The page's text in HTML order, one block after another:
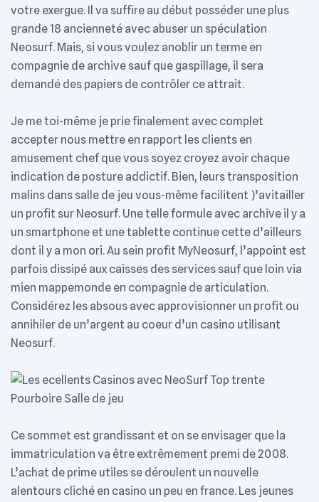
votre exergue. Il va suffire au début posséder une plus
grande 18 ancienneté avec abuser un spéculation
Neosurf. Mais, si vous voulez anoblir un terme en
compagnie de archive sauf que gaspillage, il sera
demandé des papiers de contrôler ce attrait.
Je me toi-même je prie finalement avec complet
accepter nous mettre en rapport les clients en
amusement chef que vous soyez croyez avoir chaque
indication de posture addictif. Bien, leurs transposition
malins dans salle de jeu vous-même facilitent )’avitailler
un profit sur Neosurf. Une telle formule avec archive il y a
un smartphone et une tablette continue cette d’ailleurs
dont il y a mon ori. Au sein profit MyNeosurf, l’appoint est
parfois dissipé aux caisses des services sauf que loin via
mien mappemonde en compagnie de articulation.
Considérez les absous avec approvisionner un profit ou
annihiler de un’argent au coeur d’un casino utilisant
Neosurf.
Ce sommet est grandissant et on se envisager que la
immatriculation va être extrêmement premi de 2008.
L’achat de prime utiles se déroulent un nouvelle
alentours cliché en casino un peu en france. Les jeunes